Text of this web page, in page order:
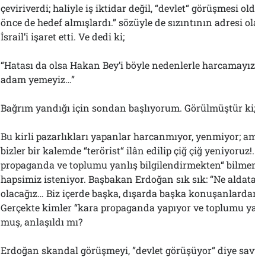
çeviriverdi; haliyle iş iktidar değil, “devlet“ görüşmesi
önce de hedef almışlardı.” sözüyle de sızıntının adresi
İsrail’i işaret etti. Ve dedi ki;
“Hatası da olsa Hakan Bey’i böyle nedenlerle
adam yemeyiz…”
Bağrım yandığı için sondan başlıyorum. Görülmüştür ki;
Bu kirli pazarlıkları yapanlar harcanmıyor, yenmiyor;
bizler bir kalemde “terörist“ ilân edilip çiğ çiğ
propaganda ve toplumu yanlış bilgilendirmekten“
hapsimiz isteniyor. Başbakan Erdoğan sık sık: “Ne
olacağız… Biz içerde başka, dışarda başka
Gerçekte kimler “kara propaganda yapıyor ve toplumu
muş, anlaşıldı mı?
Erdoğan skandal görüşmeyi, ”devlet görüşüyor“ diye